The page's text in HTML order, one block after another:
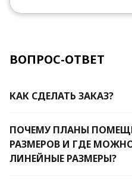
ВОПРОС-ОТВЕТ
КАК СДЕЛАТЬ ЗАКАЗ?
ПОЧЕМУ ПЛАНЫ
РАЗМЕРОВ И ГДЕ
ЛИНЕЙНЫЕ РАЗМЕРЫ?